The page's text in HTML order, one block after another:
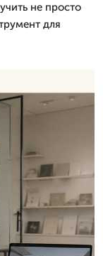
не просто
для